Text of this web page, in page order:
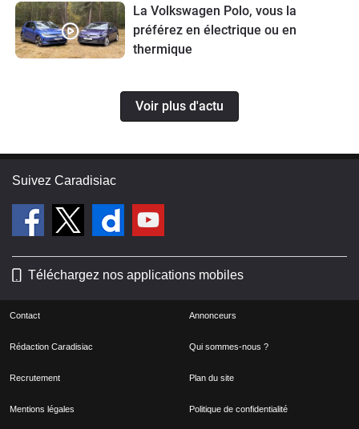
La Volkswagen Polo, vous la
préférez en électrique ou en
thermique
Voir plus d'actu
Suivez Caradisiac
Téléchargez nos applications mobiles
Contact Annonceurs
Rédaction Caradisiac Qui sommes-nous ?
Recrutement Plan du site
Mentions légales Politique de confidentialité